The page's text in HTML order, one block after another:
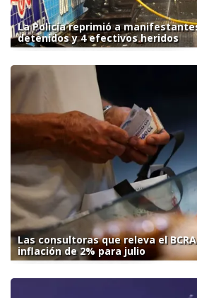
La Policía reprimió a
detenidos y 4 efectivos heridos
Las consultoras que releva el
inflación de 2% para julio